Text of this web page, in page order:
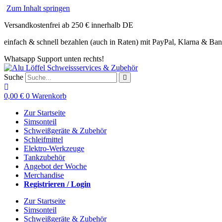
Zum Inhalt springen
Versandkostenfrei ab 250 € innerhalb DE
einfach & schnell bezahlen (auch in Raten) mit PayPal, Klarna &
Whatsapp Support unten rechts!
Suche
0,00 € 0 Warenkorb
Zur Startseite
Simsonteil
Schweißgeräte & Zubehör
Schleifmittel
Elektro-Werkzeuge
Tankzubehör
Angebot der Woche
Merchandise
Registrieren / Login
Zur Startseite
Simsonteil
Schweißgeräte & Zubehör